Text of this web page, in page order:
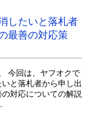
したいと落札者
最善の対応策
今回は、ヤフオクで
と落札者から申し出
対応についての解説